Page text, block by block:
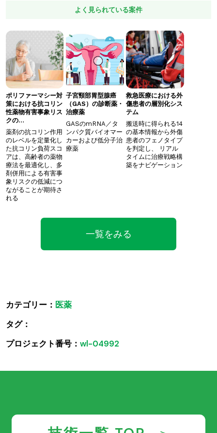
よく見られている案件
ポリファーマシー対
策における抗コリン
性薬物有害事象リス
クの…
薬剤の抗コリン作用
のレベルを定量化し
た抗コリン負荷スコ
アは、高齢者の薬物
療法を最適化し、多
剤併用による有害事
象リスクの低減につ
ながることが期待さ
れる
子宮頸部胃型腺癌
（GAS）の診断薬・
治療薬
GASのmRNA／タ
ンパク質バイオマー
カーおよび低分子治
療薬
救急医療における外
傷患者の層別化シス
テム
搬送時に得られる14
の基本情報から外傷
患者のフェノタイプ
を判定し、 ​リアル
タイムに治療戦略構
築をナビゲーション
一覧をみる
カテゴリー： 医薬
タグ：
プロジェクト番号： wl-04992